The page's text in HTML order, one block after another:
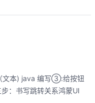
文本) java 编写③:给按钮
：书写跳转关系鸿蒙UI